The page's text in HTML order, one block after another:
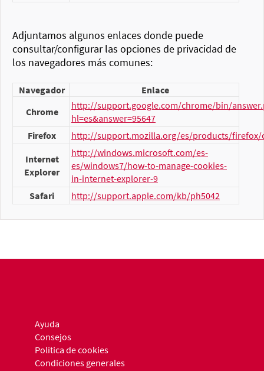
Adjuntamos algunos enlaces donde puede
consultar/configurar las opciones de privacidad de
los navegadores más comunes:
Navegador
Enlace
Chrome
http://support.google.com/chrome/bin/
hl=es&answer=95647
Firefox
http://support.mozilla.org/es/products/firefox/
Internet
Explorer
http://windows.microsoft.com/es-
es/windows7/how-to-manage-cookies-
in-internet-explorer-9
Safari
http://support.apple.com/kb/ph5042
Ayuda
Consejos
Política de cookies
Condiciones generales